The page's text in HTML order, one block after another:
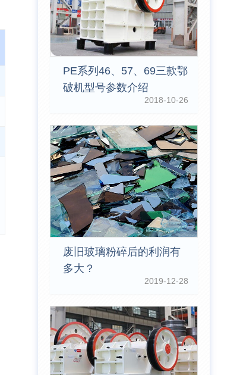
PE系列46、57、69三款鄂
破机型号参数介绍
2018-10-26
废旧玻璃粉碎后的利润有
多大？
2019-12-28